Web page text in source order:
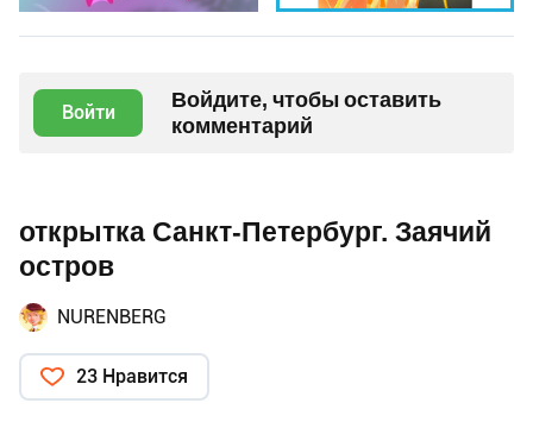
Войти
Войдите, чтобы оставить
комментарий
открытка Санкт-Петербург. Заячий
остров
NURENBERG
23 Нравится